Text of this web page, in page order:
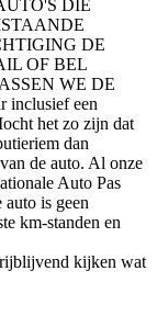
DIE
DE
OF BEL
WE DE
een
het zo zijn dat
dan
de auto. Al onze
Auto Pas
is geen
km-standen en
kijken wat